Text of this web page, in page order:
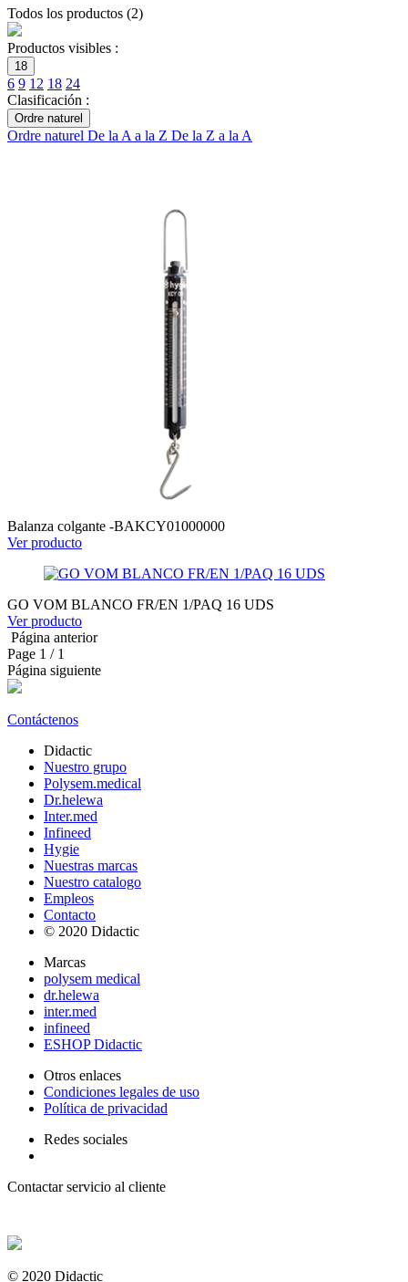
Todos los productos (2)
Productos visibles :
18
6 9 12 18 24
Clasificación :
Ordre naturel
Ordre naturel De la A a la Z De la Z a la A
Balanza colgante -BAKCY01000000
Ver producto
GO VOM BLANCO FR/EN 1/PAQ 16 UDS
Ver producto
Página anterior
Page 1 / 1
Página siguiente
Contáctenos
Didactic
Nuestro grupo
Polysem.medical
Dr.helewa
Inter.med
Infineed
Hygie
Nuestras marcas
Nuestro catalogo
Empleos
Contacto
© 2020 Didactic
Marcas
polysem medical
dr.helewa
inter.med
infineed
ESHOP Didactic
Otros enlaces
Condiciones legales de uso
Política de privacidad
Redes sociales
Contactar servicio al cliente
© 2020 Didactic